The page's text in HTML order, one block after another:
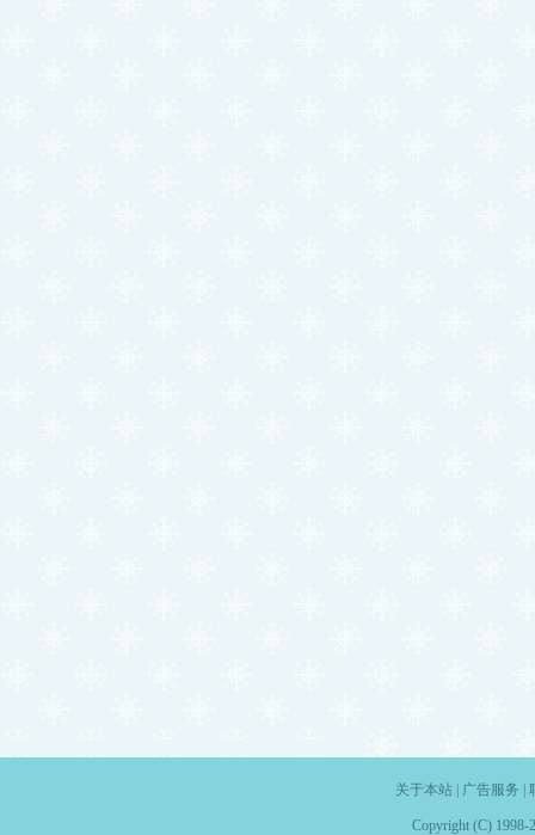
关于本站| 广告服务
Copyright (C) 1998-